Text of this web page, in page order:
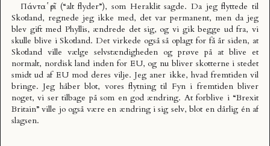
Πάντα ῥεῖ (“alt flyder”), som Heraklit sagde. Da jeg flyttede til
Skotland, regnede jeg ikke med, det var permanent, men da jeg
blev gift med Phyllis, ændrede det sig, og vi gik begge ud fra, vi
skulle blive i Skotland. Det virkede også så oplagt for få år siden, at
Skotland ville vælge selvstændigheden og prøve på at blive et
normalt, nordisk land inden for EU, og nu bliver skotterne i stedet
smidt ud af EU mod deres vilje. Jeg aner ikke, hvad fremtiden vil
bringe. Jeg håber blot, vores flytning til Fyn i fremtiden bliver
noget, vi ser tilbage på som en god ændring. At forblive i “Brexit
Britain” ville jo også være en ændring i sig selv, blot en dårlig én af
slagsen.